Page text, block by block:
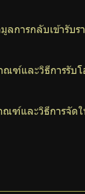
การกลับเข้ารับ
ฑ์และวิธีการรับ
ฑ์และวิธีการจัด